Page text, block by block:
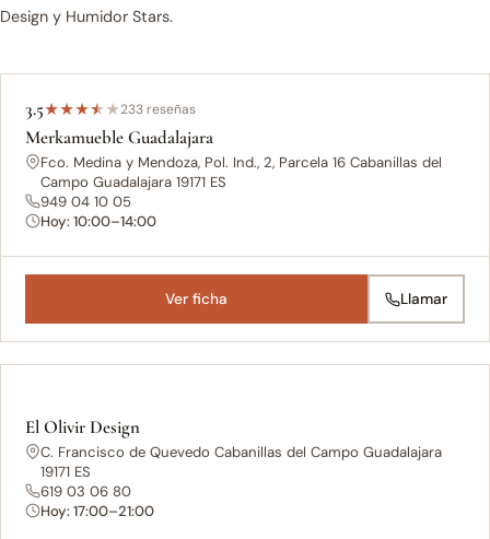
Design y Humidor Stars.
3.5★★★★★233 reseñas
Merkamueble Guadalajara
Fco. Medina y Mendoza, Pol. Ind., 2, Parcela 16 Cabanillas del
Campo Guadalajara 19171 ES
949 04 10 05
Hoy: 10:00–14:00
Ver ficha Llamar
El Olivir Design
C. Francisco de Quevedo Cabanillas del Campo Guadalajara
19171 ES
619 03 06 80
Hoy: 17:00–21:00